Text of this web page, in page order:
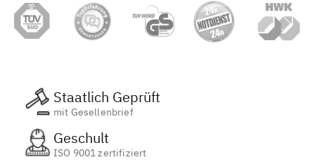
Staatlich Geprüft
mit Gesellenbrief
Geschult
ISO 9001 zertifiziert